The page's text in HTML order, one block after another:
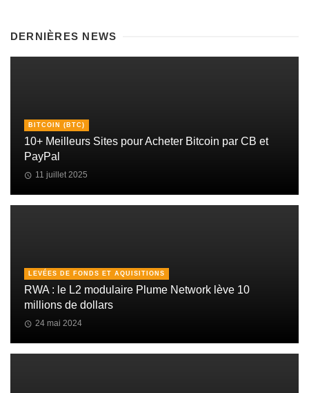
DERNIÈRES NEWS
BITCOIN (BTC)
10+ Meilleurs Sites pour Acheter Bitcoin par CB et
PayPal
11 juillet 2025
LEVÉES DE FONDS ET AQUISITIONS
RWA : le L2 modulaire Plume Network lève 10
millions de dollars
24 mai 2024